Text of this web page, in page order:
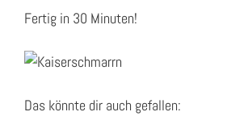
Fertig in 30 Minuten!
Das könnte dir auch gefallen: